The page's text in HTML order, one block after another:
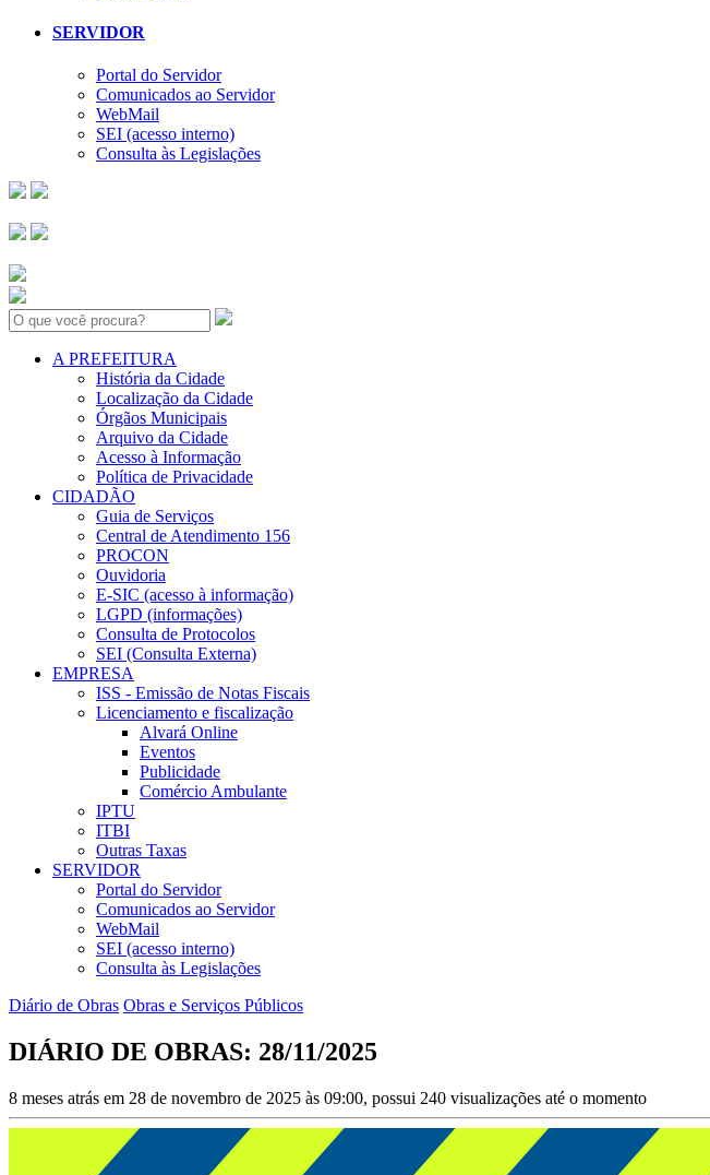
SERVIDOR
Portal do Servidor
Comunicados ao Servidor
WebMail
SEI (acesso interno)
Consulta às Legislações
Search:
A PREFEITURA
História da Cidade
Localização da Cidade
Órgãos Municipais
Arquivo da Cidade
Acesso à Informação
Política de Privacidade
CIDADÃO
Guia de Serviços
Central de Atendimento 156
PROCON
Ouvidoria
E-SIC (acesso à informação)
LGPD (informações)
Consulta de Protocolos
SEI (Consulta Externa)
EMPRESA
ISS - Emissão de Notas Fiscais
Licenciamento e fiscalização
Alvará Online
Eventos
Publicidade
Comércio Ambulante
IPTU
ITBI
Outras Taxas
SERVIDOR
Portal do Servidor
Comunicados ao Servidor
WebMail
SEI (acesso interno)
Consulta às Legislações
Diário de Obras Obras e Serviços Públicos
DIÁRIO DE OBRAS: 28/11/2025
8 meses atrás em 28 de novembro de 2025 às 09:00, possui 240 visualizações até o momento